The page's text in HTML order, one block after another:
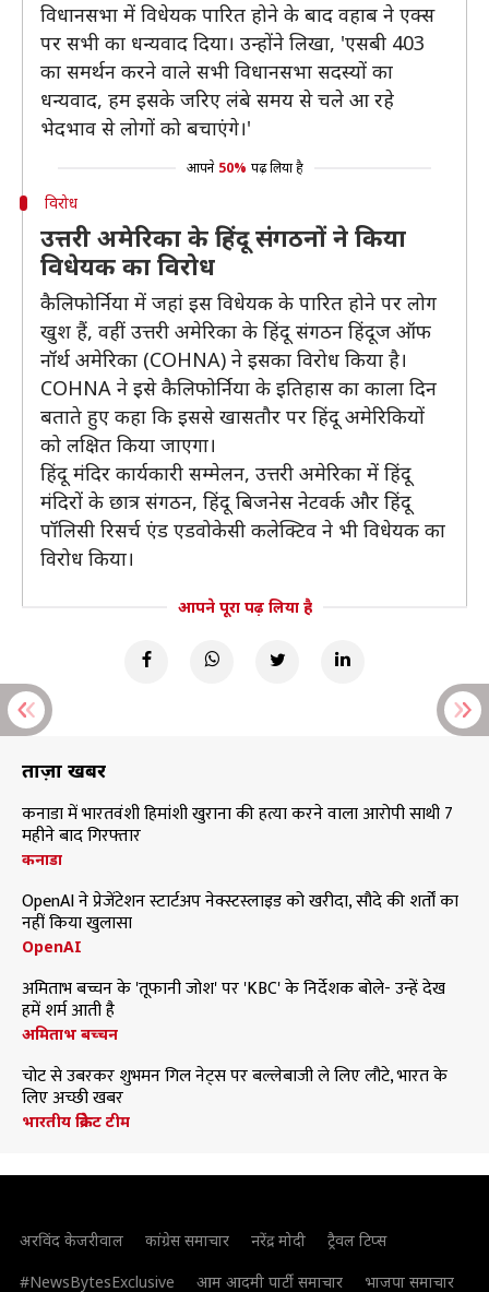
विधानसभा में विधेयक पारित होने के बाद वहाब ने एक्स
पर सभी का धन्यवाद दिया। उन्होंने लिखा, 'एसबी 403
का समर्थन करने वाले सभी विधानसभा सदस्यों का
धन्यवाद, हम इसके जरिए लंबे समय से चले आ रहे
भेदभाव से लोगों को बचाएंगे।'
आपने 50% पढ़ लिया है
विरोध
उत्तरी अमेरिका के हिंदू संगठनों ने किया
विधेयक का विरोध
कैलिफोर्निया में जहां इस विधेयक के पारित होने पर लोग
खुश हैं, वहीं उत्तरी अमेरिका के हिंदू संगठन हिंदूज ऑफ
नॉर्थ अमेरिका (COHNA) ने इसका विरोध किया है।
COHNA ने इसे कैलिफोर्निया के इतिहास का काला दिन
बताते हुए कहा कि इससे खासतौर पर हिंदू अमेरिकियों
को लक्षित किया जाएगा।
हिंदू मंदिर कार्यकारी सम्मेलन, उत्तरी अमेरिका में हिंदू
मंदिरों के छात्र संगठन, हिंदू बिजनेस नेटवर्क और हिंदू
पॉलिसी रिसर्च एंड एडवोकेसी कलेक्टिव ने भी विधेयक का
विरोध किया।
आपने पूरा पढ़ लिया है
ताज़ा खबरें
कनाडा में भारतवंशी हिमांशी खुराना की हत्या करने वाला आरोपी साथी 7
महीने बाद गिरफ्तार
कनाडा
OpenAI ने प्रेजेंटेशन स्टार्टअप नेक्स्टस्लाइड को खरीदा, सौदे की शर्तों का
नहीं किया खुलासा
OpenAI
अमिताभ बच्चन के 'तूफानी जोश' पर 'KBC' के निर्देशक बोले- उन्हें देख
हमें शर्म आती है
अमिताभ बच्चन
चोट से उबरकर शुभमन गिल नेट्स पर बल्लेबाजी ले लिए लौटे, भारत के
लिए अच्छी खबर
भारतीय क्रिकेट टीम
अरविंद केजरीवाल कांग्रेस समाचार नरेंद्र मोदी
ट्रैवल टिप्स
#NewsBytesExclusive
आम आदमी पार्टी समाचार भाजपा समाचार